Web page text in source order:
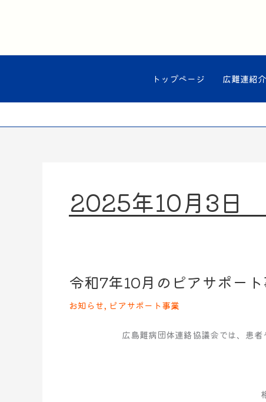
トップページ 広難連紹介
2025年10月3日
令和7年10月のピアサポー
お知らせ, ピアサポート事業
広島難病団体連絡協議会では、患
令
和
7